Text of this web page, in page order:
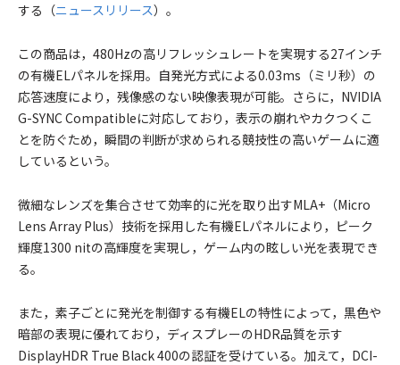
する（ニュースリリース）。
この商品は，480Hzの高リフレッシュレートを実現する27インチ
の有機ELパネルを採用。自発光方式による0.03ms（ミリ秒）の
応答速度により，残像感のない映像表現が可能。さらに，NVIDIA
G-SYNC Compatibleに対応しており，表示の崩れやカクつくこ
とを防ぐため，瞬間の判断が求められる競技性の高いゲームに適
しているという。
微細なレンズを集合させて効率的に光を取り出すMLA+（Micro
Lens Array Plus）技術を採用した有機ELパネルにより，ピーク
輝度1300 nitの高輝度を実現し，ゲーム内の眩しい光を表現でき
る。
また，素子ごとに発光を制御する有機ELの特性によって，黒色や
暗部の表現に優れており，ディスプレーのHDR品質を示す
DisplayHDR True Black 400の認証を受けている。加えて，DCI-